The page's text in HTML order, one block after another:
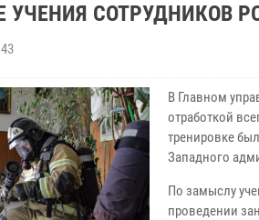
УЧЕНИЯ СОТРУДНИКОВ
В Главном
отработкой
тренировке
Западного
По замыслу
проведении